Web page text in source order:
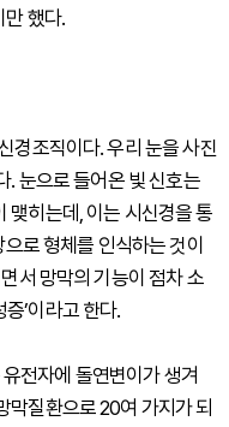
만 했다.
경조직이다. 우리 눈을 사진
. 눈으로 들어온 빛 신호는
맺히는데, 이는 시신경을 통
로 형체를 인식하는 것이
서 망막의 기능이 점차 소
’이라고 한다.
전자에 돌연변이가 생겨
막질환으로 20여 가지가 되